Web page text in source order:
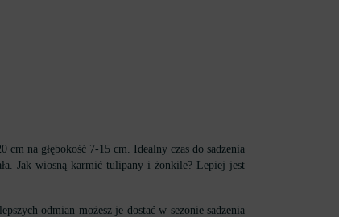
cm na głębokość 7-15 cm. Idealny czas do sadzenia
Jak wiosną karmić tulipany i żonkile? Lepiej jest
odmian możesz je dostać w sezonie sadzenia